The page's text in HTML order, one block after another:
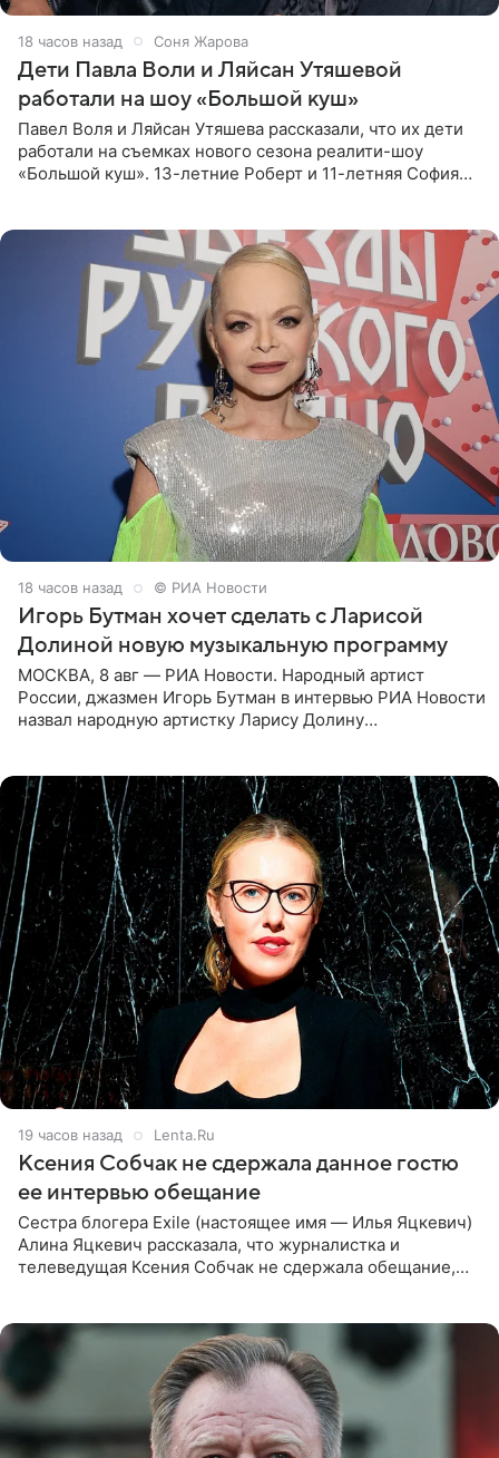
18 часов назад Соня Жарова
Дети Павла Воли и Ляйсан Утяшевой
работали на шоу «Большой куш»
Павел Воля и Ляйсан Утяшева рассказали, что их дети
работали на съемках нового сезона реалити-шоу
«Большой куш». 13-летние Роберт и 11-летняя София
18 часов назад © РИА Новости
Игорь Бутман хочет сделать с Ларисой
Долиной новую музыкальную программу
МОСКВА, 8 авг — РИА Новости. Народный артист
России, джазмен Игорь Бутман в интервью РИА Новости
назвал народную артистку Ларису Долину
19 часов назад Lenta.Ru
Ксения Собчак не сдержала данное гостю
ее интервью обещание
Сестра блогера Exile (настоящее имя — Илья Яцкевич)
Алина Яцкевич рассказала, что журналистка и
телеведущая Ксения Собчак не сдержала обещание,